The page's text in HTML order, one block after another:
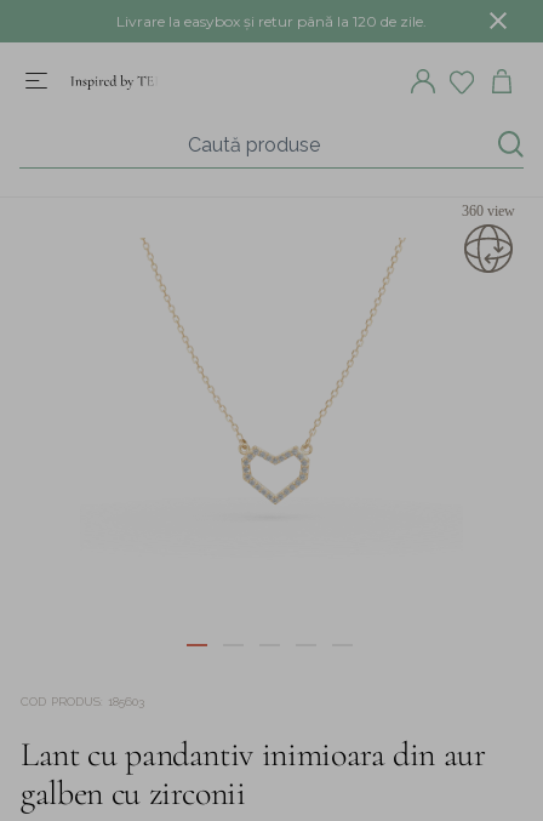
Livrare la easybox și retur până la 120 de zile.
360 view
COD PRODUS 185603
Lant cu pandantiv inimioara din aur
galben cu zirconii